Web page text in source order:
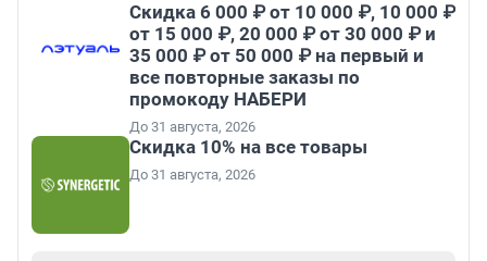
Скидка 6 000 ₽ от 10 000 ₽, 10 000 ₽
от 15 000 ₽, 20 000 ₽ от 30 000 ₽ и
35 000 ₽ от 50 000 ₽ на первый и
все повторные заказы по
промокоду НАБЕРИ
До 31 августа, 2026
Скидка 10% на все товары
До 31 августа, 2026